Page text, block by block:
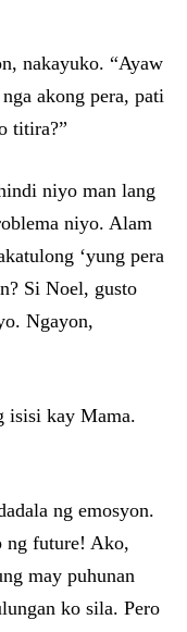
nakayuko. “Ayaw
akong pera, pati
titira?”
niyo man lang
niyo. Alam
‘yung pera
Si Noel, gusto
Ngayon,
isisi kay Mama.
ng emosyon.
ng future! Ako,
may puhunan
ko sila. Pero